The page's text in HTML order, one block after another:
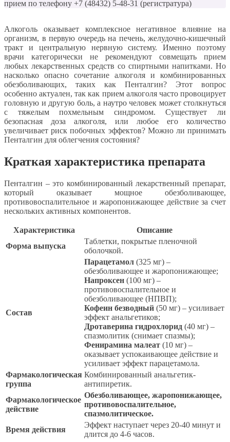
прием по телефону +7 (48432) 5-48-31 (регистратура)
Алкоголь оказывает комплексное негативное влияние на
организм, в первую очередь на печень, желудочно-кишечный
тракт и центральную нервную систему. Именно поэтому
врачи категорически не рекомендуют совмещать прием
любых лекарственных средств со спиртными напитками. Но
насколько опасно сочетание алкоголя и комбинированных
обезболивающих, таких как Пенталгин? Этот вопрос
особенно актуален, так как прием алкоголя часто провоцирует
головную и другую боль, а наутро человек может столкнуться
с тяжелым похмельным синдромом. Существует ли
безопасная доза алкоголя, или любое его количество
увеличивает риск побочных эффектов? Можно ли принимать
Пенталгин для облегчения состояния?
Краткая характеристика препарата
Пенталгин – это комбинированный лекарственный препарат,
который оказывает мощное обезболивающее,
противовоспалительное и жаропонижающее действие за счет
нескольких активных компонентов.
Характеристика
Описание
Форма выпуска
Таблетки, покрытые пленочной
оболочкой.
Состав
Парацетамол (325 мг) –
обезболивающее и жаропонижающее;
Напроксен (100 мг) –
противовоспалительное и
обезболивающее (НПВП);
Кофеин безводный (50 мг) – усиливает
эффект анальгетиков;
Дротаверина гидрохлорид (40 мг) –
спазмолитик (снимает спазмы);
Фенирамина малеат (10 мг) –
оказывает успокаивающее действие и
усиливает эффект парацетамола.
Фармакологическая
группа
Комбинированный анальгетик-
антипиретик.
Фармакологическое
действие
Обезболивающее, жаропонижающее,
противовоспалительное,
спазмолитическое.
Время действия
Эффект наступает через 20-40 минут и
длится до 4-6 часов.